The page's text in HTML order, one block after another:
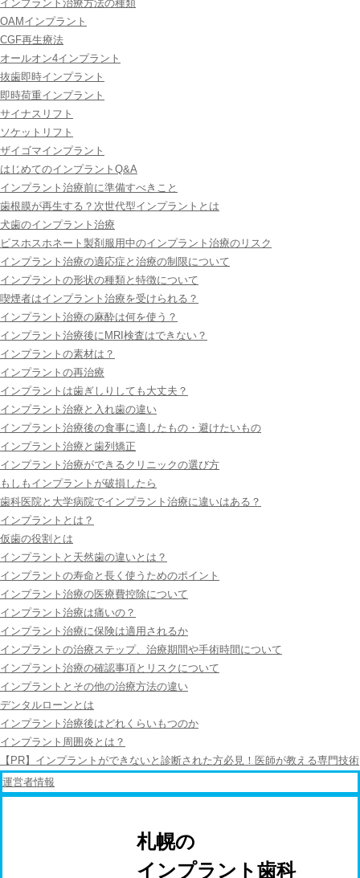
インプラント治療方法の種類
OAMインプラント
CGF再生療法
オールオン4インプラント
抜歯即時インプラント
即時荷重インプラント
サイナスリフト
ソケットリフト
ザイゴマインプラント
はじめてのインプラントQ&A
インプラント治療前に準備すべきこと
歯根膜が再生する？次世代型インプラントとは
犬歯のインプラント治療
ビスホスホネート製剤服用中のインプラント治療のリスク
インプラント治療の適応症と治療の制限について
インプラントの形状の種類と特徴について
喫煙者はインプラント治療を受けられる？
インプラント治療の麻酔は何を使う？
インプラント治療後にMRI検査はできない？
インプラントの素材は？
インプラントの再治療
インプラントは歯ぎしりしても大丈夫？
インプラント治療と入れ歯の違い
インプラント治療後の食事に適したもの・避けたいもの
インプラント治療と歯列矯正
インプラント治療ができるクリニックの選び方
もしもインプラントが破損したら
歯科医院と大学病院でインプラント治療に違いはある？
インプラントとは？
仮歯の役割とは
インプラントと天然歯の違いとは？
インプラントの寿命と長く使うためのポイント
インプラント治療の医療費控除について
インプラント治療は痛いの？
インプラント治療に保険は適用されるか
インプラントの治療ステップ、治療期間や手術時間について
インプラント治療の確認事項とリスクについて
インプラントとその他の治療方法の違い
デンタルローンとは
インプラント治療後はどれくらいもつのか
インプラント周囲炎とは？
【PR】インプラントができないと診断された方必見！医師が教える専門技術
運営者情報
札幌の
インプラント歯科